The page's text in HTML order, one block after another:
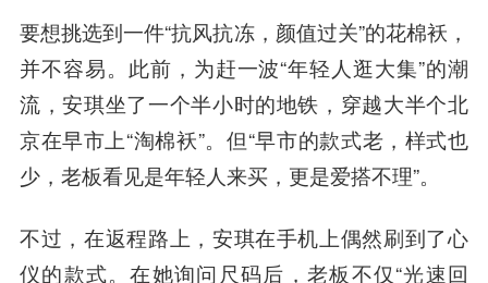
要想挑选到一件“抗风抗冻，颜值过关”的花棉袄，
并不容易。此前，为赶一波“年轻人逛大集”的潮
流，安琪坐了一个半小时的地铁，穿越大半个北
京在早市上“淘棉袄”。但“早市的款式老，样式也
少，老板看见是年轻人来买，更是爱搭不理”。
不过，在返程路上，安琪在手机上偶然刷到了心
仪的款式。在她询问尺码后，老板不仅“光速回